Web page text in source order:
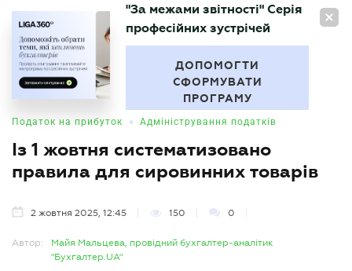
UA
БУХГАЛТЕР
"За межами звітності" Серія
професійних зустрічей
ДОПОМОГТИ
СФОРМУВАТИ
ПРОГРАМУ
Податок на прибуток • Адміністрування податків
Із 1 жовтня систематизовано
правила для сировинних товарів
2 жовтня 2025, 12:45 150 0
Автор:
Майя Мальцева, провідний бухгалтер-аналітик
"Бухгалтер.UA"